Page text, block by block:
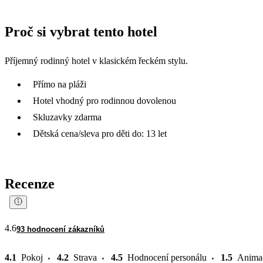
Proč si vybrat tento hotel
Příjemný rodinný hotel v klasickém řeckém stylu.
Přímo na pláži
Hotel vhodný pro rodinnou dovolenou
Skluzavky zdarma
Dětská cena/sleva pro děti do: 13 let
Recenze
4.693 hodnocení zákazníků
4.1 Pokoj 4.2 Strava 4.5 Hodnocení personálu 1.5